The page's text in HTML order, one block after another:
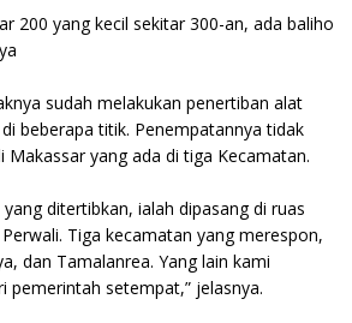
200 yang kecil sekitar 300-an, ada baliho
sudah melakukan penertiban alat
beberapa titik. Penempatannya tidak
Makassar yang ada di tiga Kecamatan.
ditertibkan, ialah dipasang di ruas
Tiga kecamatan yang merespon,
dan Tamalanrea. Yang lain kami
pemerintah setempat,” jelasnya.